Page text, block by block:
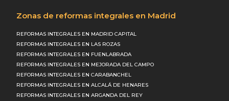
Zonas de reformas integrales en Madrid
REFORMAS INTEGRALES EN MADRID CAPITAL
REFORMAS INTEGRALES EN LAS ROZAS
REFORMAS INTEGRALES EN FUENLABRADA
REFORMAS INTEGRALES EN MEJORADA DEL CAMPO
REFORMAS INTEGRALES EN CARABANCHEL
REFORMAS INTEGRALES EN ALCALÁ DE HENARES
REFORMAS INTEGRALES EN ARGANDA DEL REY